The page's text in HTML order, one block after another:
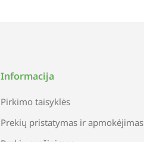
Informacija
Pirkimo taisyklės
Prekių pristatymas ir apmokėjimas